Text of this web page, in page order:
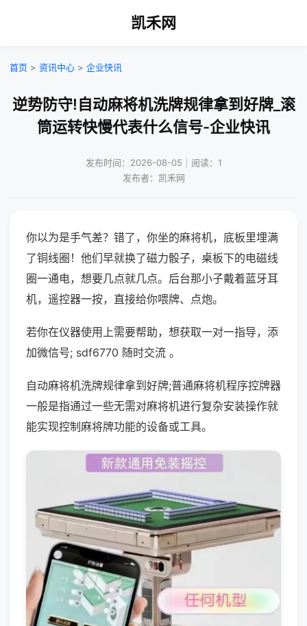
凯禾网
首页 > 资讯中心 > 企业快讯
逆势防守!自动麻将机洗牌规律拿到好牌_滚
筒运转快慢代表什么信号-企业快讯
发布时间：2026-08-05｜阅读：1
发布者：凯禾网
你以为是手气差？错了，你坐的麻将机，底板里埋满
了铜线圈！他们早就换了磁力骰子，桌板下的电磁线
圈一通电，想要几点就几点。后台那小子戴着蓝牙耳
机，遥控器一按，直接给你喂牌、点炮。
若你在仪器使用上需要帮助，想获取一对一指导，添
加微信号; sdf6770 随时交流 。
自动麻将机洗牌规律拿到好牌;普通麻将机程序控牌器
一般是指通过一些无需对麻将机进行复杂安装操作就
能实现控制麻将牌功能的设备或工具。